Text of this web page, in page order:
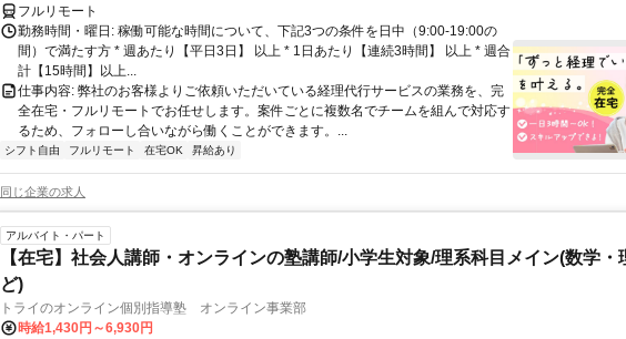
フルリモート
勤務時間・曜日: 稼働可能な時間について、下記3つの条件を日中（9:00-19:00の
間）で満たす方 * 週あたり【平日3日】 以上 * 1日あたり【連続3時間】 以上 * 週合
計【15時間】以上...
仕事内容: 弊社のお客様よりご依頼いただいている経理代行サービスの業務を、完
全在宅・フルリモートでお任せします。案件ごとに複数名でチームを組んで対応す
るため、フォローし合いながら働くことができます。...
シフト自由 フルリモート 在宅OK 昇給あり
同じ企業の求人
アルバイト・パート
【在宅】社会人講師・オンラインの塾講師/小学生対象/理系科目メイン(数学・
ど)
トライのオンライン個別指導塾 オンライン事業部
時給1,430円～6,930円